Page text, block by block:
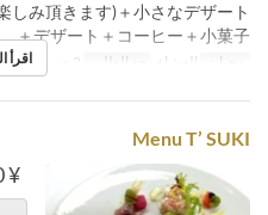
しみ頂きます)＋小さなデザート
＋デザート＋コーヒー＋小菓子
وجبات العشاء حد الطلب اقرأ
Menu T’ SUKI
¥ 7,800